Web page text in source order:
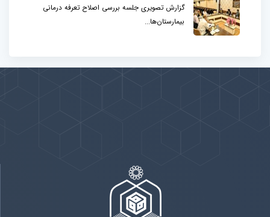
گزارش تصویری جلسه بررسی اصلاح تعرفه درمانی
بیمارستان‌ها...